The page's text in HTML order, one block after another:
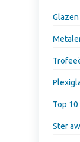
Top
Ster